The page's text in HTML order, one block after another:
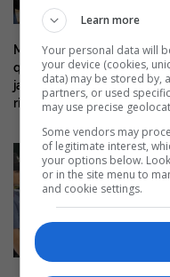
Mitch McConnell del nga
qendra e rehabilitimit pas
javësh, e paqartë kur do të
rikthehet në Senat
Learn more
Your personal data will
your device (cookies,
data) may be stored by,
partners, or used
may use precise
Some vendors may
of legitimate interest,
your options below.
or in the site menu to
and cookie settings.